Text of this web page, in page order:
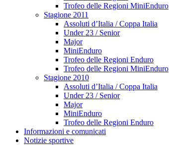
Trofeo delle Regioni MiniEnduro
Stagione 2011
Assoluti d’Italia / Coppa Italia
Under 23 / Senior
Major
MiniEnduro
Trofeo delle Regioni Enduro
Trofeo delle Regioni MiniEnduro
Stagione 2010
Assoluti d’Italia / Coppa Italia
Under 23 / Senior
Major
MiniEnduro
Trofeo delle Regioni Enduro
Informazioni e comunicati
Notizie sportive